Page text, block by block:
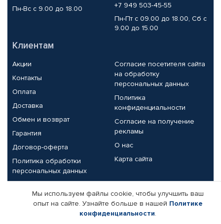
Пн-Вс с 9.00 до 18.00
+7 949 503-45-55
Пн-Пт с 09.00 до 18.00, Сб с
9.00 до 15.00
Клиентам
Акции
Контакты
Оплата
Доставка
Обмен и возврат
Гарантия
Договор-оферта
Политика обработки
персональных данных
Согласие посетителя сайта
на обработку
персональных данных
Политика
конфиденциальности
Согласие на получение
рекламы
О нас
Карта сайта
Партнерам
Корпоративным клиентам
Реквизиты компании
Мы используем файлы cookie, чтобы улучшить ваш
опыт на сайте. Узнайте больше в нашей Политике
конфиденциальности.